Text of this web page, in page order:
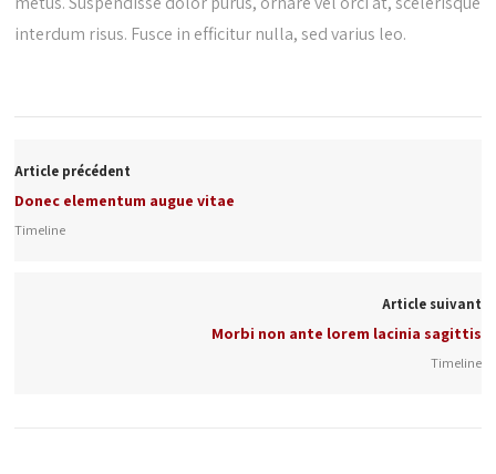
interdum risus. Fusce in efficitur nulla, sed varius leo.
Article précédent
Donec elementum augue vitae
Timeline
Article suivant
Morbi non ante lorem lacinia sagittis
Timeline